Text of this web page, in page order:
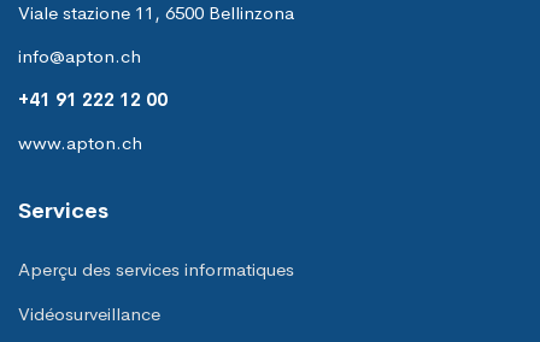
Viale stazione 11, 6500 Bellinzona
info@apton.ch
+41 91 222 12 00
www.apton.ch
Services
Aperçu des services informatiques
Vidéosurveillance